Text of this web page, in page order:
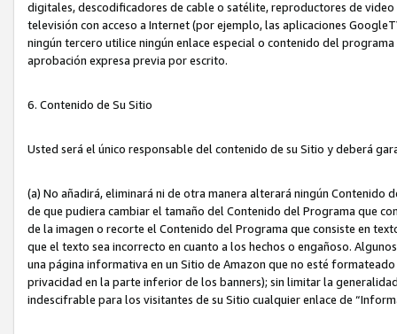
digitales, descodificadores de cable o satélite, reproductores de
televisión con acceso a Internet (por ejemplo, las aplicaciones
ningún tercero utilice ningún enlace especial o contenido del
aprobación expresa previa por escrito.
6. Contenido de Su Sitio
Usted será el único responsable del contenido de su Sitio y deberá
(a) No añadirá, eliminará ni de otra manera alterará ningún
de que pudiera cambiar el tamaño del Contenido del Programa que
de la imagen o recorte el Contenido del Programa que consiste en
que el texto sea incorrecto en cuanto a los hechos o engañoso.
una página informativa en un Sitio de Amazon que no esté
privacidad en la parte inferior de los banners); sin limitar la
indescifrable para los visitantes de su Sitio cualquier enlace de